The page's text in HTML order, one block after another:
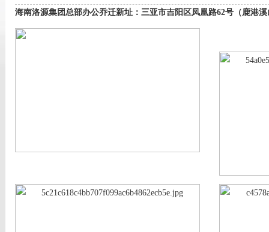
海南洛源集团总部办公乔迁新址：三亚市吉阳区凤凰路62号（鹿港